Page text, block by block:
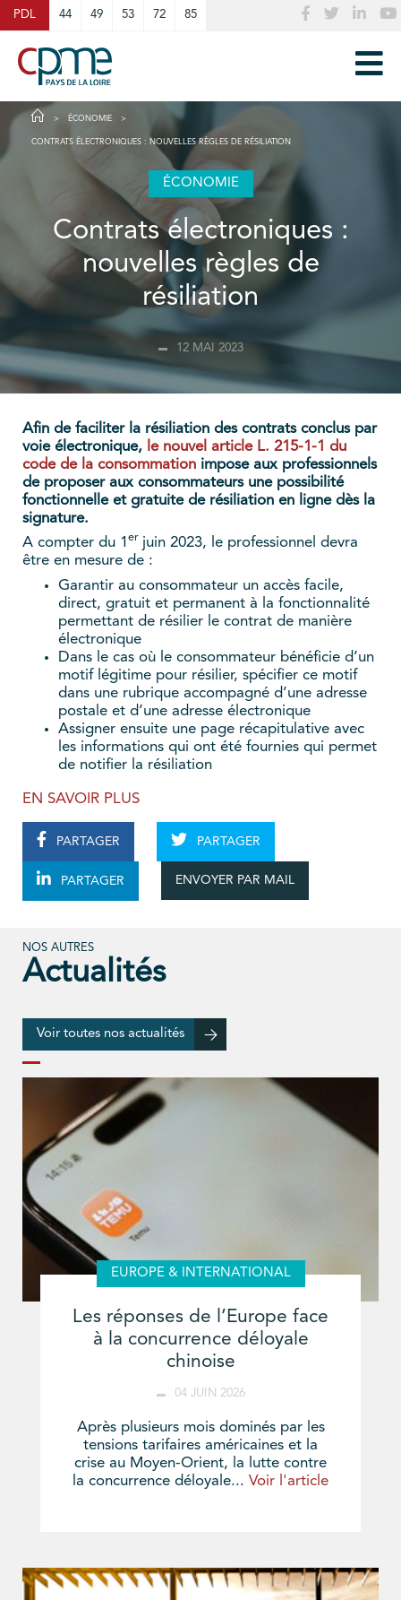
PDL 44 49 53 72 85
ÉCONOMIE
CONTRATS ÉLECTRONIQUES : NOUVELLES RÈGLES DE RÉSILIATION
ÉCONOMIE
Contrats électroniques :
nouvelles règles de
résiliation
12 MAI 2023
Afin de faciliter la résiliation des contrats conclus par
voie électronique, le nouvel article L. 215-1-1 du
code de la consommation impose aux professionnels
de proposer aux consommateurs une possibilité
fonctionnelle et gratuite de résiliation en ligne dès la
signature.
A compter du 1 er juin 2023, le professionnel devra
être en mesure de :
Garantir au consommateur un accès facile,
direct, gratuit et permanent à la fonctionnalité
permettant de résilier le contrat de manière
électronique
Dans le cas où le consommateur bénéficie d’un
motif légitime pour résilier, spécifier ce motif
dans une rubrique accompagné d’une adresse
postale et d’une adresse électronique
Assigner ensuite une page récapitulative avec
les informations qui ont été fournies qui permet
de notifier la résiliation
EN SAVOIR PLUS
PARTAGER PARTAGER
PARTAGER ENVOYER PAR MAIL
NOS AUTRES
Actualités
Voir toutes nos actualités
EUROPE & INTERNATIONAL
Les réponses de l’Europe face
à la concurrence déloyale
chinoise
04 JUIN 2026
Après plusieurs mois dominés par les
tensions tarifaires américaines et la
crise au Moyen-Orient, la lutte contre
la concurrence déloyale... Voir l'article
Cookies management panel